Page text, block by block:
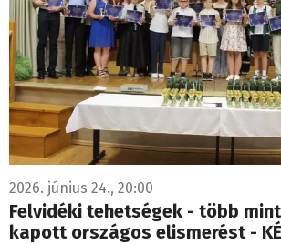
2026. június 24., 20:00
Felvidéki tehetségek - több
kapott országos elismerést -